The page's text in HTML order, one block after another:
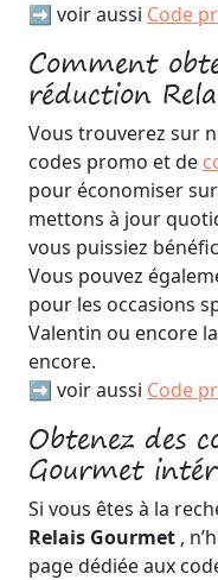
➡️ voir aussi Code
Comment
réduction
Vous trouverez sur
codes promo et de
pour économiser
mettons à jour
vous puissiez
Vous pouvez
pour les occasions
Valentin ou encore
encore.
➡️ voir aussi Code
Obtenez des
Gourmet
Si vous êtes à la
Relais Gourmet ,
page dédiée aux